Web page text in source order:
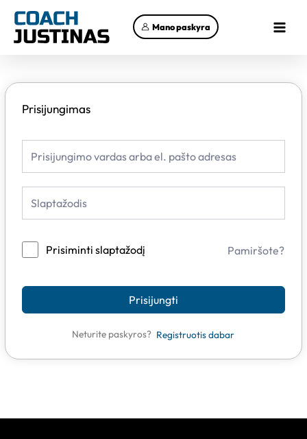
prie
turinio
Mano paskyra
Menu
Prisijungimas
Prisiminti slaptažodį Pamiršote?
Prisijungti
Neturite paskyros? Registruotis dabar